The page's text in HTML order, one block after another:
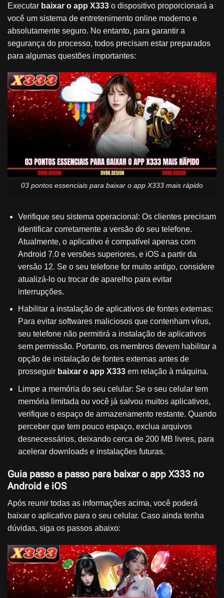
Executar baixar o app X333 o dispositivo proporcionará a
você um sistema de entretenimento online moderno e
absolutamente seguro. No entanto, para garantir a
segurança do processo, todos precisam estar preparados
para algumas questões importantes:
03 pontos essenciais para baixar o app X333 mais rápido
Verifique seu sistema operacional: Os clientes precisam
identificar corretamente a versão do seu telefone.
Atualmente, o aplicativo é compatível apenas com
Android 7.0 e versões superiores, e iOS a partir da
versão 12. Se o seu telefone for muito antigo, considere
atualizá-lo ou trocar de aparelho para evitar
interrupções.
Habilitar a instalação de aplicativos de fontes externas:
Para evitar softwares maliciosos que contenham vírus,
seu telefone não permitirá a instalação de aplicativos
sem permissão. Portanto, os membros devem habilitar a
opção de instalação de fontes externas antes de
prosseguir baixar o app X333 em relação à máquina.
Limpe a memória do seu celular: Se o seu celular tem
memória limitada ou você já salvou muitos aplicativos,
verifique o espaço de armazenamento restante. Quando
perceber que tem pouco espaço, exclua arquivos
desnecessários, deixando cerca de 200 MB livres, para
acelerar downloads e instalações futuras.
Guia passo a passo para baixar o app X333 no
Android e iOS
Após reunir todas as informações acima, você poderá
baixar o aplicativo para o seu celular. Caso ainda tenha
dúvidas, siga os passos abaixo: